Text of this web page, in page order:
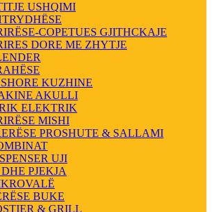
USHQIMI
COPETUES GJITHCKAJE
DORE ME ZHYTJE
KUZHINE
AKULLI
ELEKTRIK
MISHI
PROSHUTE & SALLAMI
UJI
PJEKJA
BUKE
& GRILL